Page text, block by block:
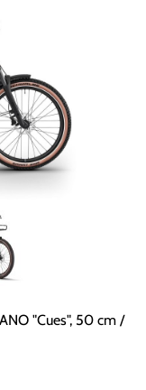
"Cues", 50 cm /